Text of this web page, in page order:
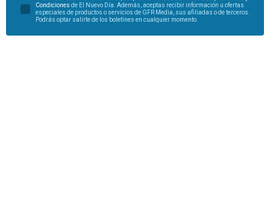
Condiciones de El Nuevo Día. Además, aceptas recibir información u ofertas
especiales de productos o servicios de GFR Media, sus afiliadas o de terceros.
Podrás optar salirte de los boletines en cualquier momento.